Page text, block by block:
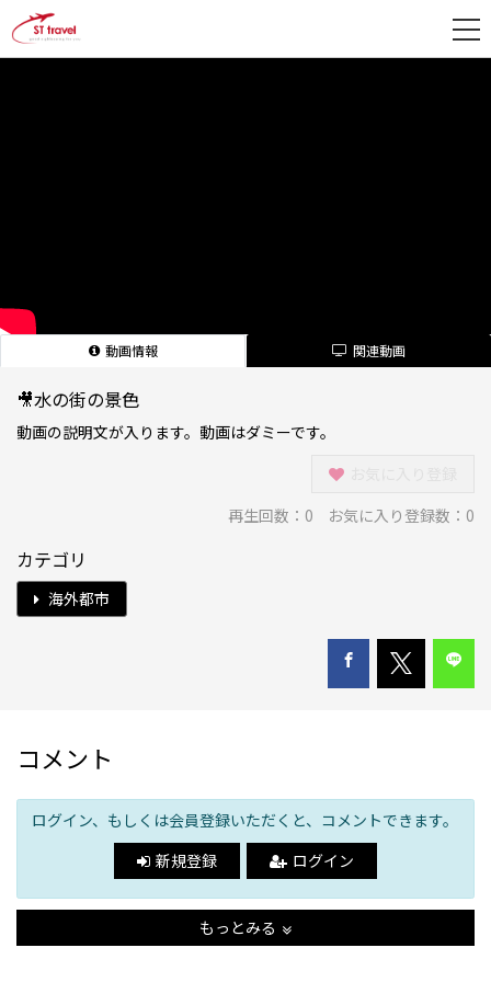
動画情報 関連動画
🎥水の街の景色
動画の説明文が入ります。動画はダミーです。
再生回数： 0 お気に入り登録数：0
カテゴリ
海外都市
コメント
ログイン、もしくは会員登録いただくと、コメントできます。
新規登録
ログイン
もっとみる